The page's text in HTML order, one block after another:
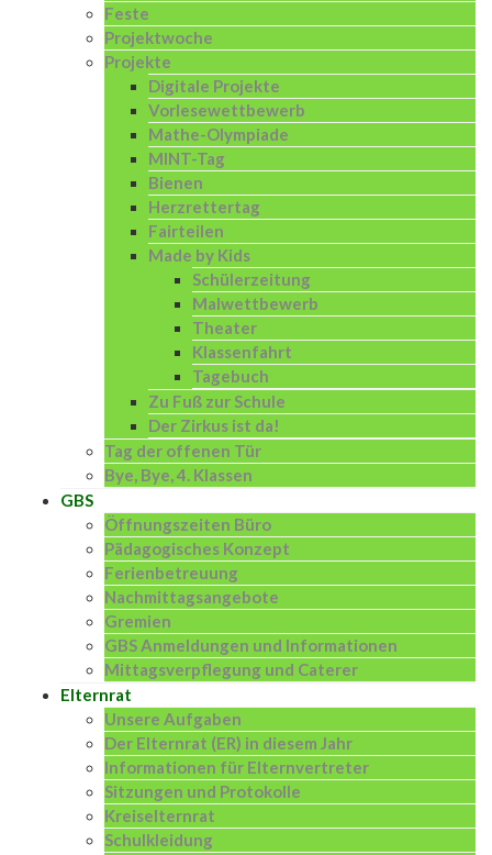
Feste
Projektwoche
Projekte
Digitale Projekte
Vorlesewettbewerb
Mathe-Olympiade
MINT-Tag
Bienen
Herzrettertag
Fairteilen
Made by Kids
Schülerzeitung
Malwettbewerb
Theater
Klassenfahrt
Tagebuch
Zu Fuß zur Schule
Der Zirkus ist da!
Tag der offenen Tür
Bye, Bye, 4. Klassen
GBS
Öffnungszeiten Büro
Pädagogisches Konzept
Ferienbetreuung
Nachmittagsangebote
Gremien
GBS Anmeldungen und Informationen
Mittagsverpflegung und Caterer
Elternrat
Unsere Aufgaben
Der Elternrat (ER) in diesem Jahr
Informationen für Elternvertreter
Sitzungen und Protokolle
Kreiselternrat
Schulkleidung